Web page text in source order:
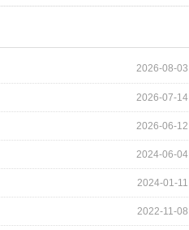
2026-08-03
2026-07-14
2026-06-12
2024-06-04
2024-01-11
2022-11-08